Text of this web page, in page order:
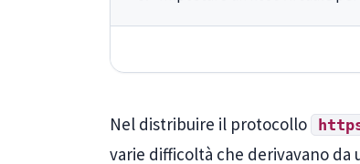
Nel distribuire il protocollo
varie difficoltà che derivavano da